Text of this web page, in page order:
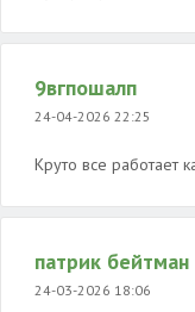
9вгпошалп
24-04-2026 22:25
Круто все работает
патрик бейтман
24-03-2026 18:06